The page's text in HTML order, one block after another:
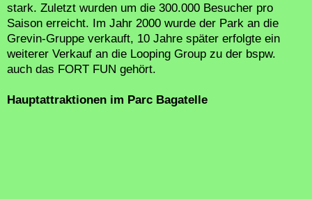
stark. Zuletzt wurden um die 300.000 Besucher pro
Saison erreicht. Im Jahr 2000 wurde der Park an die
Grevin-Gruppe verkauft, 10 Jahre später erfolgte ein
weiterer Verkauf an die Looping Group zu der bspw.
auch das FORT FUN gehört.
Hauptattraktionen im Parc Bagatelle